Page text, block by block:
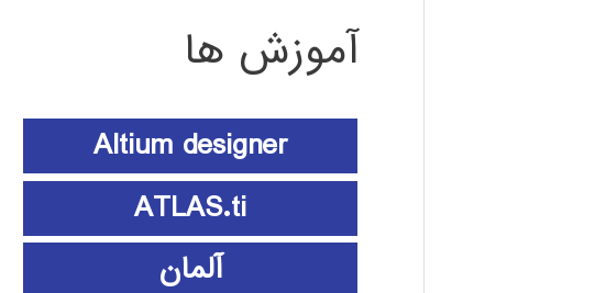
آموزش ها
Altium designer
ATLAS.ti
آلمان